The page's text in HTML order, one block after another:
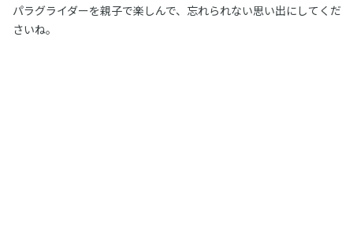
パラグライダーを親子で楽しんで、忘れられない思い出にしてくだ
さいね。